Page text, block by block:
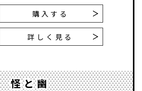
購入する
詳しく見る
怪と幽